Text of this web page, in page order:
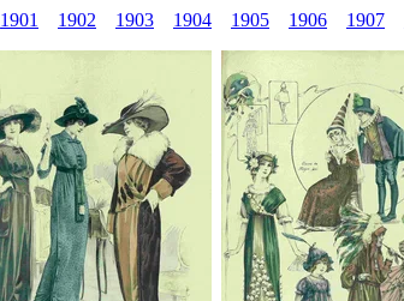
1901 1902 1903 1904 1905 1906 1907